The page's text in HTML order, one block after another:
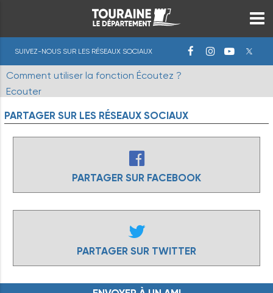
SUIVEZ-NOUS SUR LES RÉSEAUX SOCIAUX
Comment utiliser la fonction Écoutez ?
Ecouter
PARTAGER SUR LES RÉSEAUX SOCIAUX
PARTAGER SUR FACEBOOK
PARTAGER SUR TWITTER